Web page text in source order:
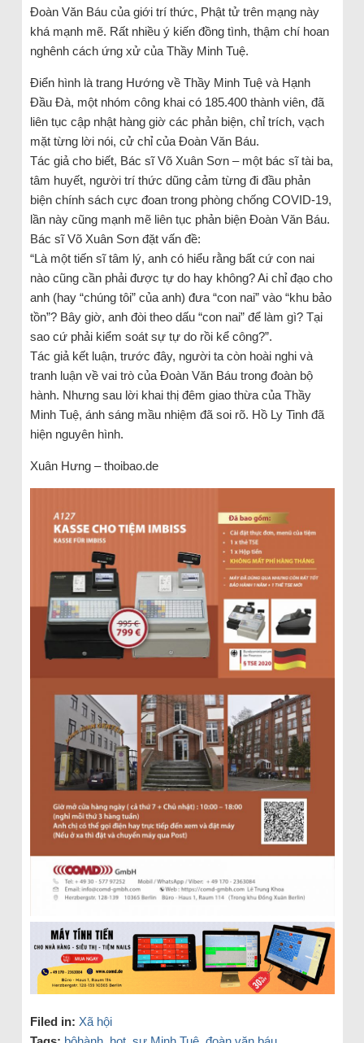
Đoàn Văn Báu của giới trí thức, Phật tử trên mạng này
khá mạnh mẽ. Rất nhiều ý kiến đồng tình, thậm chí hoan
nghênh cách ứng xử của Thầy Minh Tuệ.
Điển hình là trang Hướng về Thầy Minh Tuệ và Hạnh
Đầu Đà, một nhóm công khai có 185.400 thành viên, đã
liên tục cập nhật hàng giờ các phản biện, chỉ trích, vạch
mặt từng lời nói, cử chỉ của Đoàn Văn Báu.
Tác giả cho biết, Bác sĩ Võ Xuân Sơn – một bác sĩ tài ba,
tâm huyết, người trí thức dũng cảm từng đi đầu phản
biện chính sách cực đoan trong phòng chống COVID-19,
lần này cũng mạnh mẽ liên tục phản biện Đoàn Văn Báu.
Bác sĩ Võ Xuân Sơn đặt vấn đề:
“Là một tiến sĩ tâm lý, anh có hiểu rằng bất cứ con nai
nào cũng cần phải được tự do hay không? Ai chỉ đạo cho
anh (hay “chúng tôi” của anh) đưa “con nai” vào “khu bảo
tồn”? Bây giờ, anh đòi theo dấu “con nai” để làm gì? Tại
sao cứ phải kiểm soát sự tự do rồi kể công?”.
Tác giả kết luận, trước đây, người ta còn hoài nghi và
tranh luận về vai trò của Đoàn Văn Báu trong đoàn bộ
hành. Nhưng sau lời khai thị đêm giao thừa của Thầy
Minh Tuệ, ánh sáng mầu nhiệm đã soi rõ. Hồ Ly Tinh đã
hiện nguyên hình.
Xuân Hưng – thoibao.de
Filed in: Xã hội